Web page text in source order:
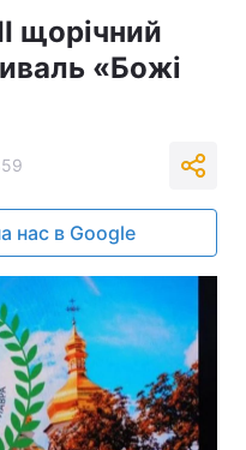
щорічний
«Божі
нас в Google